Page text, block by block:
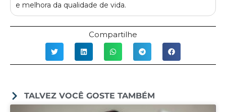
e melhora da qualidade de vida.
Compartilhe
TALVEZ VOCÊ GOSTE TAMBÉM